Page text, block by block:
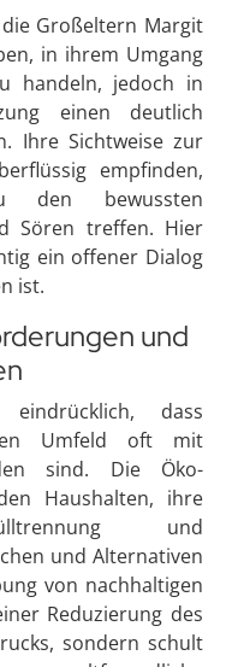
Großeltern Margit
in ihrem Umgang
handeln, jedoch in
einen deutlich
Ihre Sichtweise zur
empfinden,
den bewussten
Sören treffen. Hier
ein offener Dialog
ist.
und
dass
Umfeld oft mit
sind. Die Öko-
Haushalten, ihre
und
und Alternativen
von nachhaltigen
Reduzierung des
sondern schult